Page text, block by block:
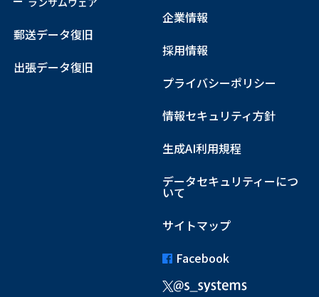
郵送データ復旧
出張データ復旧
企業情報
採用情報
プライバシーポリシー
情報セキュリティ方針
生成AI利用規程
データセキュリティーにつ
いて
サイトマップ
Facebook